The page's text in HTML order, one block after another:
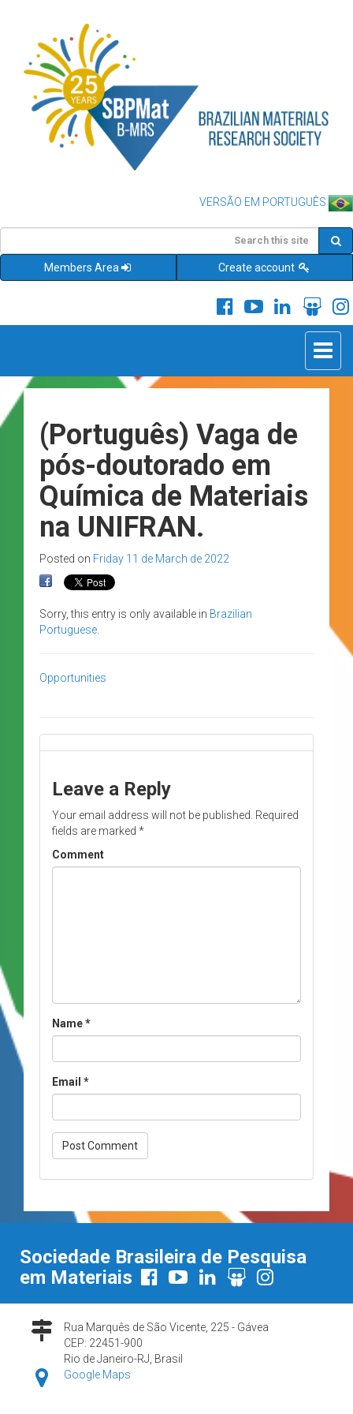
VERSÃO EM PORTUGUÊS
Members Area Create account
Toggle
(Português) Vaga de
pós-doutorado em
Química de Materiais
na UNIFRAN.
Posted on Friday 11 de March de 2022
Sorry, this entry is only available in Brazilian
Portuguese
Opportunities
Leave a Reply
Your email address will not be published. Required
fields are marked *
Comment
Name*
Email *
Sociedade Brasileira de Pesquisa
em Materiais
Rua Marquês de São Vicente, 225 - Gávea
CEP: 22451-900
Rio de Janeiro-RJ, Brasil
Google Maps